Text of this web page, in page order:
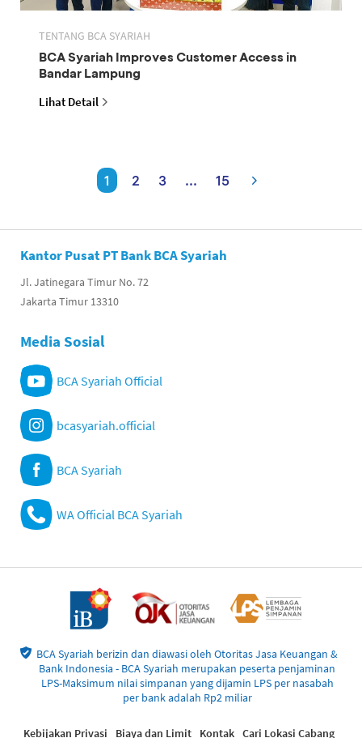
TENTANG BCA SYARIAH
BCA Syariah Improves Customer Access in
Bandar Lampung
Lihat Detail
1 2 3 ... 15
Kantor Pusat PT Bank BCA Syariah
Jl. Jatinegara Timur No. 72
Jakarta Timur 13310
Media Sosial
BCA Syariah Official
bcasyariah.official
BCA Syariah
WA Official BCA Syariah
BCA Syariah berizin dan diawasi oleh Otoritas Jasa Keuangan &
Bank Indonesia - BCA Syariah merupakan peserta penjaminan
LPS-Maksimum nilai simpanan yang dijamin LPS per nasabah
per bank adalah Rp2 miliar
Kebijakan Privasi Biaya dan Limit Kontak Cari Lokasi Cabang